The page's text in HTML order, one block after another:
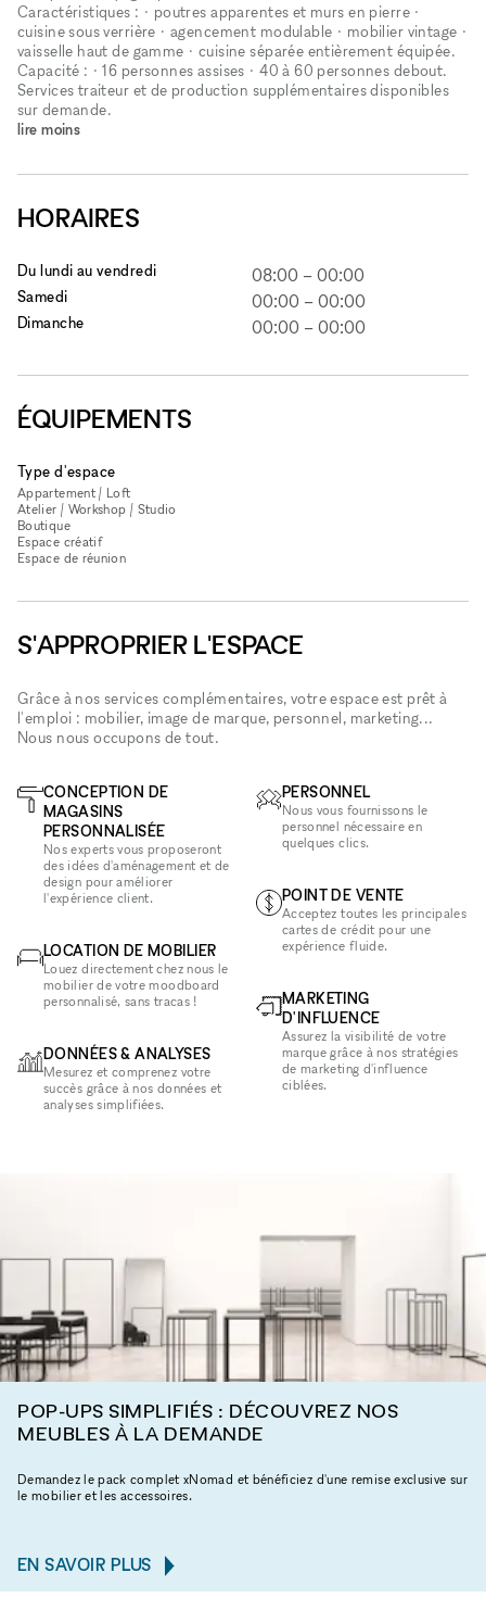
Caractéristiques : • poutres apparentes et murs en pierre •
cuisine sous verrière • agencement modulable • mobilier vintage •
vaisselle haut de gamme • cuisine séparée entièrement équipée.
Capacité : • 16 personnes assises • 40 à 60 personnes debout.
Services traiteur et de production supplémentaires disponibles
sur demande.
lire moins
HORAIRES
Du lundi au vendredi 08:00 – 00:00
Samedi 00:00 – 00:00
Dimanche 00:00 – 00:00
ÉQUIPEMENTS
Type d'espace
Appartement / Loft
Atelier / Workshop / Studio
Boutique
Espace créatif
Espace de réunion
S'APPROPRIER L'ESPACE
Grâce à nos services complémentaires, votre espace est prêt à
l'emploi : mobilier, image de marque, personnel, marketing...
Nous nous occupons de tout.
CONCEPTION DE
MAGASINS
PERSONNALISÉE
Nos experts vous proposeront
des idées d'aménagement et de
design pour améliorer
l'expérience client.
LOCATION DE MOBILIER
Louez directement chez nous le
mobilier de votre moodboard
personnalisé, sans tracas !
DONNÉES & ANALYSES
Mesurez et comprenez votre
succès grâce à nos données et
analyses simplifiées.
PERSONNEL
Nous vous fournissons le
personnel nécessaire en
quelques clics.
POINT DE VENTE
Acceptez toutes les principales
cartes de crédit pour une
expérience fluide.
MARKETING
D'INFLUENCE
Assurez la visibilité de votre
marque grâce à nos stratégies
de marketing d'influence
ciblées.
POP-UPS SIMPLIFIÉS : DÉCOUVREZ NOS
MEUBLES À LA DEMANDE
Demandez le pack complet xNomad et bénéficiez d'une remise exclusive sur
le mobilier et les accessoires.
EN SAVOIR PLUS